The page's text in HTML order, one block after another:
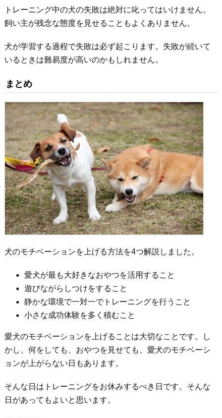
トレーニング中の犬の失敗は絶対に叱ってはいけません。
飼い主が残念な態度を見せることもよくありません。
犬が学習する過程で失敗は必ず起こります。失敗が続いて
いるときは難易度が高いのかもしれません。
まとめ
犬のモチベーションを上げる方法を4つ解説しました。
愛犬が最も大好きなおやつを活用すること
遊びながらしつけをすること
静かな環境で一対一でトレーニングを行うこと
小さな成功体験を多く積むこと
愛犬のモチベーションを上げることは大切なことです。し
かし、何をしても、おやつを見せても、愛犬のモチベーシ
ョンが上がらない日もあります。
そんな日はトレーニングをお休みするべき日です。そんな
日があってもよいと思います。